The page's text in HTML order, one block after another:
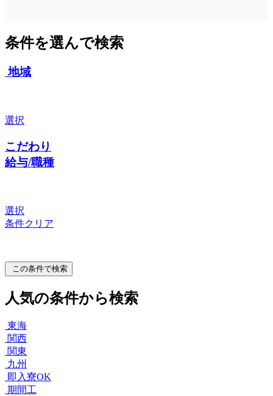
条件を選んで検索
地域
選択
こだわり
給与/職種
選択
条件クリア
この条件で検索
人気の条件から検索
東海
関西
関東
九州
即入寮OK
期間工